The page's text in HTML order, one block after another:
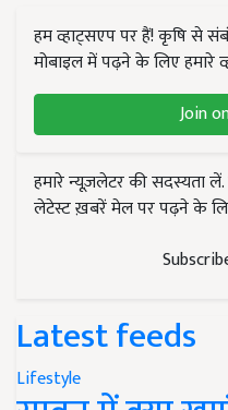
हम व्हाट्सएप पर हैं! कृषि से
मोबाइल में पढ़ने के लिए हमारे
Join
हमारे न्यूज़लेटर की सदस्यता
लेटेस्ट ख़बरें मेल पर पढ़ने के
Latest feeds
Lifestyle